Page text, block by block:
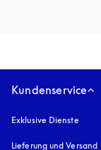
Kundenservice
Exklusive Dienste
Lieferung und Versand